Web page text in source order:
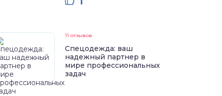
11 отзывов
Спецодежда: ваш
надежный партнер в
мире профессиональных
задач